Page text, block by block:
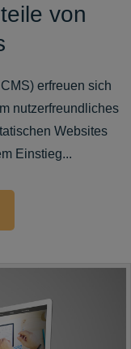
von
erfreuen sich
nutzerfreundliches
Websites
Einstieg...